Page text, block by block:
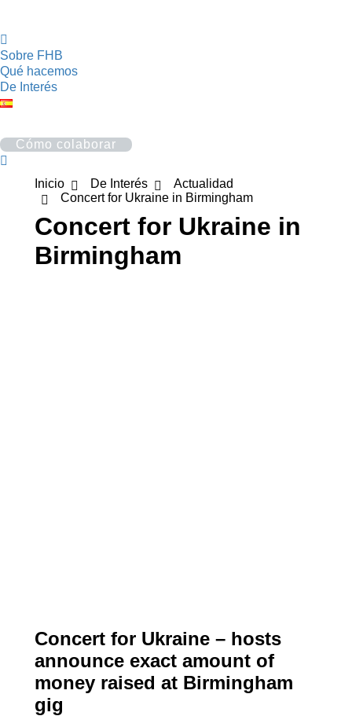
Sobre FHB
Qué hacemos
De Interés
Cómo colaborar
Buscar:
Concert for Ukraine in
Birmingham
Estás aquí:
Inicio De Interés
Actualidad
Concert for Ukraine in Birmingham
Concert for Ukraine – hosts
announce exact amount of
money raised at Birmingham
gig